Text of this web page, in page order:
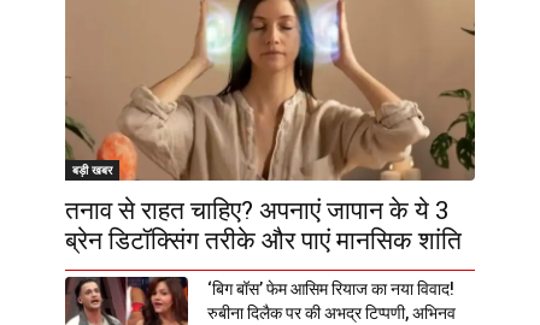
बड़ी खबर
तनाव से राहत चाहिए? अपनाएं जापान के ये 3
ब्रेन डिटॉक्सिंग तरीके और पाएं मानसिक शांति
‘बिग बॉस’ फेम आसिम रियाज का नया विवाद!
रुबीना दिलैक पर की अभद्र टिप्पणी, अभिनव